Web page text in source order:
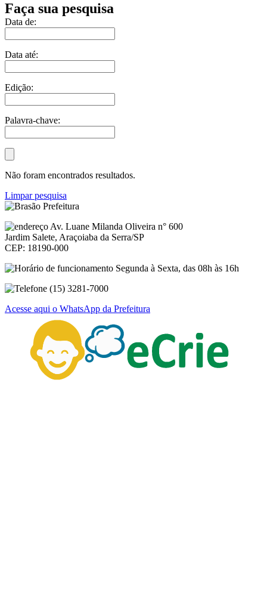
Faça sua pesquisa
Data de:
Data até:
Edição:
Palavra-chave:
Não foram encontrados resultados.
Limpar pesquisa
Av. Luane Milanda Oliveira n° 600
Jardim Salete, Araçoiaba da Serra/SP
CEP: 18190-000
Segunda à Sexta, das 08h às 16h
(15) 3281-7000
Acesse aqui o WhatsApp da Prefeitura